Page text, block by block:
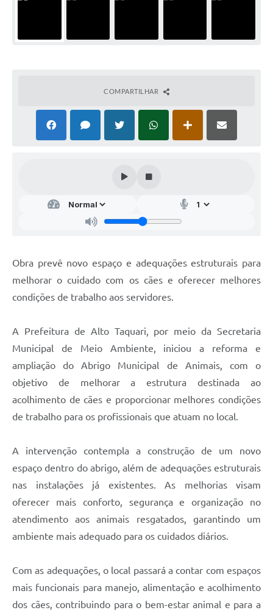
COMPARTILHAR
Obra prevê novo espaço e adequações estruturais para
melhorar o cuidado com os cães e oferecer melhores
condições de trabalho aos servidores.
A Prefeitura de Alto Taquari, por meio da Secretaria
Municipal de Meio Ambiente, iniciou a reforma e
ampliação do Abrigo Municipal de Animais, com o
objetivo de melhorar a estrutura destinada ao
acolhimento de cães e proporcionar melhores condições
de trabalho para os profissionais que atuam no local.
A intervenção contempla a construção de um novo
espaço dentro do abrigo, além de adequações estruturais
nas instalações já existentes. As melhorias visam
oferecer mais conforto, segurança e organização no
atendimento aos animais resgatados, garantindo um
ambiente mais adequado para os cuidados diários.
Com as adequações, o local passará a contar com espaços
mais funcionais para manejo, alimentação e acolhimento
dos cães, contribuindo para o bem-estar animal e para a